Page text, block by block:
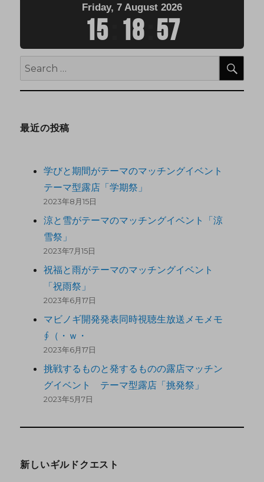
Friday, 7 August 2026
15 18 58
最近の投稿
学びと期間がテーマのマッチングイベント
テーマ型露店「学期祭」
2023年8月15日
涼と雪がテーマのマッチングイベント「涼
雪祭」
2023年7月15日
祝福と雨がテーマのマッチングイベント
「祝雨祭」
2023年6月17日
マビノギ開発発表同時視聴生放送メモメモ
∮（・ｗ・
2023年6月17日
挑戦するものと発するものの露店マッチン
グイベント テーマ型露店「挑発祭」
2023年5月7日
新しいギルドクエスト